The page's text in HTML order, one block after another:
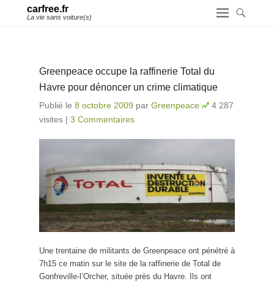
carfree.fr
La vie sans voiture(s)
Greenpeace occupe la raffinerie Total du
Havre pour dénoncer un crime climatique
Publié le 8 octobre 2009 par Greenpeace
4 287
visites | 3 Commentaires
Une trentaine de militants de Greenpeace ont pénétré à
7h15 ce matin sur le site de la raffinerie de Total de
Gonfreville-l’Orcher, située près du Havre. Ils ont